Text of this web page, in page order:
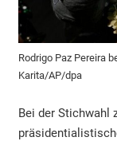
Rodrigo Paz Pereira
Karita/AP/dpa
Bei der Stichwahl